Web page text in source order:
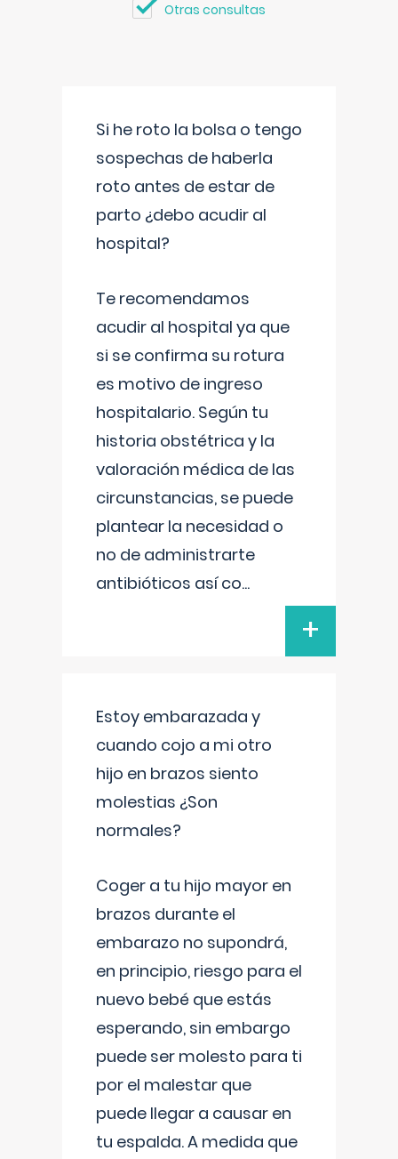
Otras consultas
Si he roto la bolsa o tengo
sospechas de haberla
roto antes de estar de
parto ¿debo acudir al
hospital?
Te recomendamos
acudir al hospital ya que
si se confirma su rotura
es motivo de ingreso
hospitalario. Según tu
historia obstétrica y la
valoración médica de las
circunstancias, se puede
plantear la necesidad o
no de administrarte
antibióticos así co...
+
Estoy embarazada y
cuando cojo a mi otro
hijo en brazos siento
molestias ¿Son
normales?
Coger a tu hijo mayor en
brazos durante el
embarazo no supondrá,
en principio, riesgo para el
nuevo bebé que estás
esperando, sin embargo
puede ser molesto para ti
por el malestar que
puede llegar a causar en
tu espalda. A medida que